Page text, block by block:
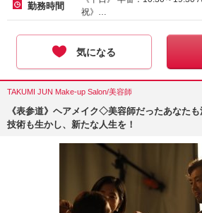
勤務時間
祝》…
気になる
TAKUMI JUN Make-up Salon/美容師
《表参道》ヘアメイク◇美容師だったあなた
技術も生かし、新たな人生を！